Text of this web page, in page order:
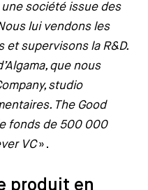
société issue des
lui vendons les
et supervisons la R&D.
que nous
studio
The Good
fonds de 500 000
VC».
produit en